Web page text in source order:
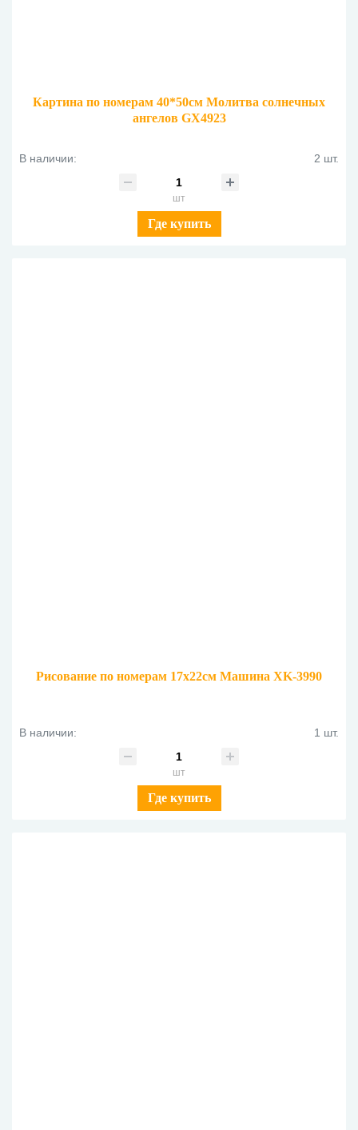
Картина по номерам 40*50см Молитва солнечных
ангелов GX4923
В наличии: 2 шт.
шт
Где купить
Рисование по номерам 17х22см Машина XK-3990
В наличии: 1 шт.
шт
Где купить